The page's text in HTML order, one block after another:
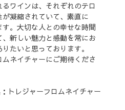
ワインは、それぞれのテロ
凝縮されていて、素直に
す。大切な人との幸せな時間
新しい魅力と感動を常にお
たいと思っております。
ネイチャーにご期待くださ
トレジャーフロムネイチャー